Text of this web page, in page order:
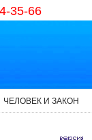
35-66
ЧЕЛОВЕК И ЗАКОН